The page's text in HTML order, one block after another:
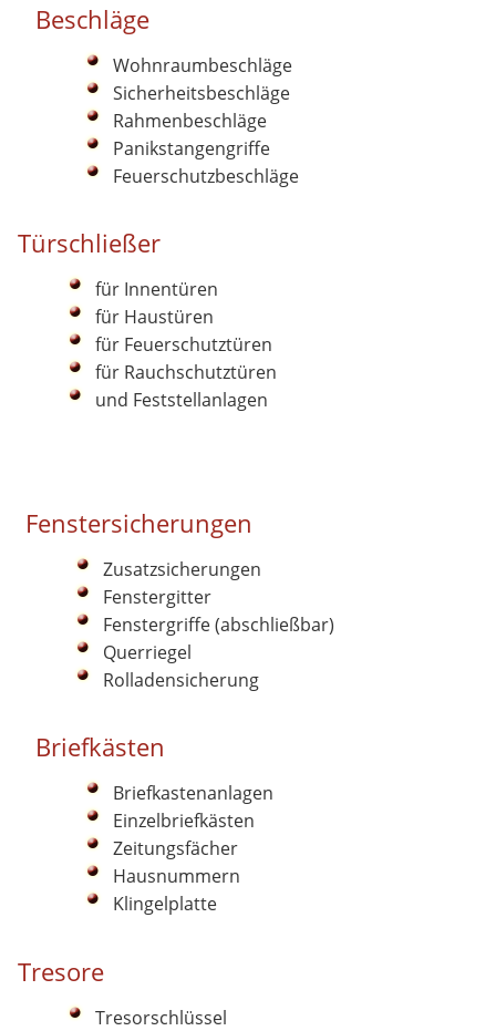
Beschläge
Wohnraumbeschläge
Sicherheitsbeschläge
Rahmenbeschläge
Panikstangengriffe
Feuerschutzbeschläge
Türschließer
für Innentüren
für Haustüren
für Feuerschutztüren
für Rauchschutztüren
und Feststellanlagen
Fenstersicherungen
Zusatzsicherungen
Fenstergitter
Fenstergriffe (abschließbar)
Querriegel
Rolladensicherung
Briefkästen
Briefkastenanlagen
Einzelbriefkästen
Zeitungsfächer
Hausnummern
Klingelplatte
Tresore
Tresorschlüssel